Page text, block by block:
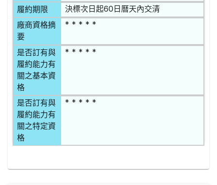
履約期限 決標次日起60日曆天內交清
廠商資格摘
要
* * * * *
是否訂有與
履約能力有
關之基本資
格
* * * * *
是否訂有與
履約能力有
關之特定資
格
* * * * *